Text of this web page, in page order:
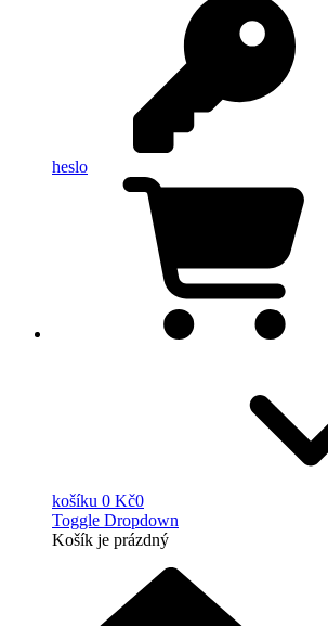
heslo
košíku 0 Kč0
Toggle Dropdown
Košík je prázdný